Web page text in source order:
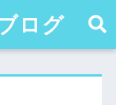
ログ